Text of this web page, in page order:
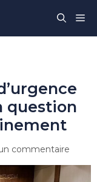
question
commentaire